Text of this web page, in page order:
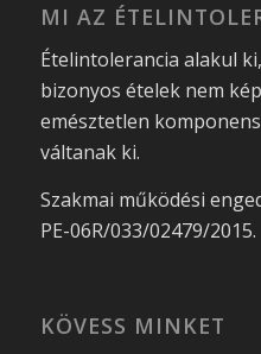
MI AZ
Ételintolerancia alakul
bizonyos ételek nem
emésztetlen
váltanak ki.
Szakmai működési
PE-06R/033/02479/2015.
KÖVESS MINKET